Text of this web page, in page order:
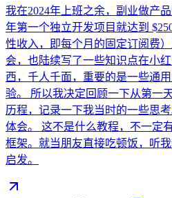
我在2024年上班之余，副业做产
年第一个独立开发项目就达到
性收入，即每个月的固定订阅费
会，也陆续写了一些知识点在小
西，千人千面，重要的是一些通
验。 所以我决定回顾一下从第一
历程，记录一下我当时的一些思
体会。 这不是什么教程，不一定
框架。就当朋友直接吃顿饭，听
启发。